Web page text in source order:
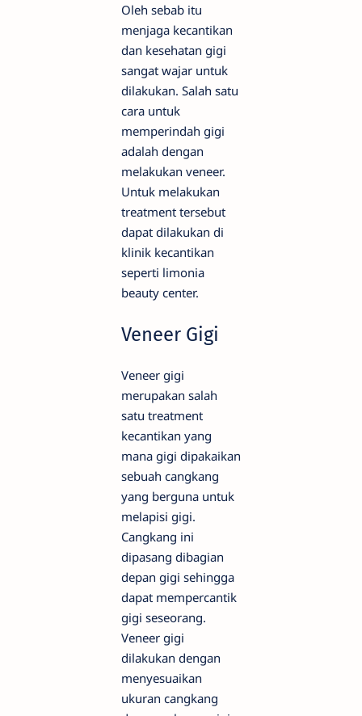
Oleh sebab itu
menjaga kecantikan
dan kesehatan gigi
sangat wajar untuk
dilakukan. Salah satu
cara untuk
memperindah gigi
adalah dengan
melakukan veneer.
Untuk melakukan
treatment tersebut
dapat dilakukan di
klinik kecantikan
seperti limonia
beauty center.
Veneer Gigi
Veneer gigi
merupakan salah
satu treatment
kecantikan yang
mana gigi dipakaikan
sebuah cangkang
yang berguna untuk
melapisi gigi.
Cangkang ini
dipasang dibagian
depan gigi sehingga
dapat mempercantik
gigi seseorang.
Veneer gigi
dilakukan dengan
menyesuaikan
ukuran cangkang